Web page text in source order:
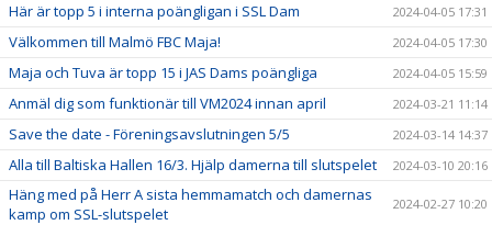
Här är topp 5 i interna poängligan i SSL Dam 2024-04-05 17:31
Välkommen till Malmö FBC Maja! 2024-04-05 17:30
Maja och Tuva är topp 15 i JAS Dams poängliga 2024-04-05 15:59
Anmäl dig som funktionär till VM2024 innan april 2024-03-21 11:14
Save the date - Föreningsavslutningen 5/5 2024-03-14 14:37
Alla till Baltiska Hallen 16/3. Hjälp damerna till slutspelet 2024-03-10 20:16
Häng med på Herr A sista hemmamatch och damernas
kamp om SSL-slutspelet
2024-02-27 10:20